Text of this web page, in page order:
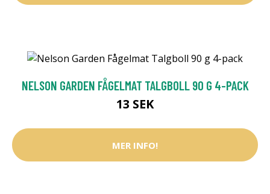
NELSON GARDEN FÅGELMAT TALGBOLL 90 G 4-PACK
13 SEK
MER INFO!